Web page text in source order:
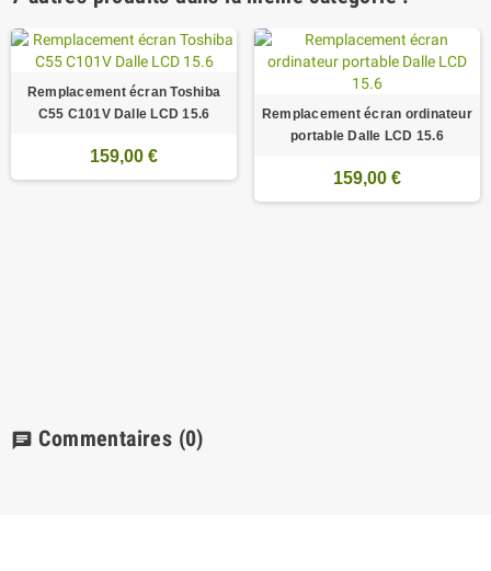
Remplacement écran Toshiba
C55 C101V Dalle LCD 15.6
159,00 €
Remplacement écran ordinateur
portable Dalle LCD 15.6
159,00 €
chat Commentaires (0)